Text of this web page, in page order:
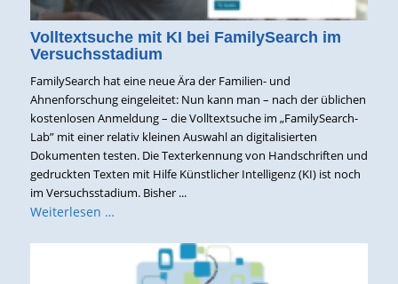
Volltextsuche mit KI bei FamilySearch im
Versuchsstadium
FamilySearch hat eine neue Ära der Familien- und
Ahnenforschung eingeleitet: Nun kann man – nach der üblichen
kostenlosen Anmeldung – die Volltextsuche im „FamilySearch-
Lab” mit einer relativ kleinen Auswahl an digitalisierten
Dokumenten testen. Die Texterkennung von Handschriften und
gedruckten Texten mit Hilfe Künstlicher Intelligenz (KI) ist noch
im Versuchsstadium. Bisher ...
Weiterlesen …